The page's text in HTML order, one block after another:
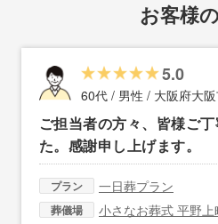
お客様
5.0
60代 / 男性 / 大阪府大
ご担当者の方々、皆様ご
た。感謝申し上げます。
プラン 一日葬プラン
葬儀場 小さなお葬式 平野